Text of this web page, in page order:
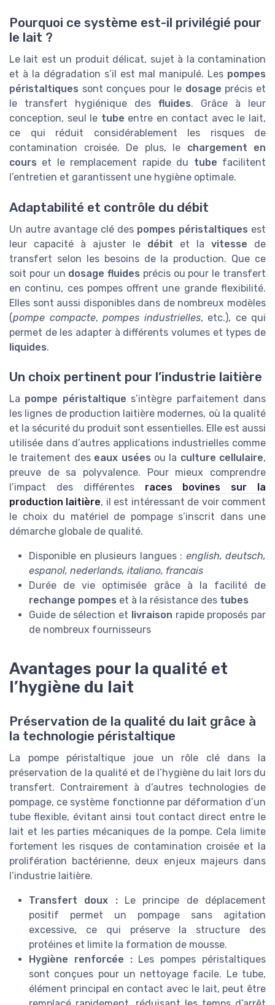
Pourquoi ce système est-il privilégié pour
le lait ?
Le lait est un produit délicat, sujet à la contamination
et à la dégradation s’il est mal manipulé. Les pompes
péristaltiques sont conçues pour le dosage précis et
le transfert hygiénique des fluides. Grâce à leur
conception, seul le tube entre en contact avec le lait,
ce qui réduit considérablement les risques de
contamination croisée. De plus, le chargement en
cours et le remplacement rapide du tube facilitent
l’entretien et garantissent une hygiène optimale.
Adaptabilité et contrôle du débit
Un autre avantage clé des pompes péristaltiques est
leur capacité à ajuster le débit et la vitesse de
transfert selon les besoins de la production. Que ce
soit pour un dosage fluides précis ou pour le transfert
en continu, ces pompes offrent une grande flexibilité.
Elles sont aussi disponibles dans de nombreux modèles
(pompe compacte, pompes industrielles, etc.), ce qui
permet de les adapter à différents volumes et types de
liquides.
Un choix pertinent pour l’industrie laitière
La pompe péristaltique s’intègre parfaitement dans
les lignes de production laitière modernes, où la qualité
et la sécurité du produit sont essentielles. Elle est aussi
utilisée dans d’autres applications industrielles comme
le traitement des eaux usées ou la culture cellulaire,
preuve de sa polyvalence. Pour mieux comprendre
l’impact des différentes races bovines sur la
production laitière, il est intéressant de voir comment
le choix du matériel de pompage s’inscrit dans une
démarche globale de qualité.
Disponible en plusieurs langues : english, deutsch,
espanol, nederlands, italiano, francais
Durée de vie optimisée grâce à la facilité de
rechange pompes et à la résistance des tubes
Guide de sélection et livraison rapide proposés par
de nombreux fournisseurs
Avantages pour la qualité et
l’hygiène du lait
Préservation de la qualité du lait grâce à
la technologie péristaltique
La pompe péristaltique joue un rôle clé dans la
préservation de la qualité et de l’hygiène du lait lors du
transfert. Contrairement à d’autres technologies de
pompage, ce système fonctionne par déformation d’un
tube flexible, évitant ainsi tout contact direct entre le
lait et les parties mécaniques de la pompe. Cela limite
fortement les risques de contamination croisée et la
prolifération bactérienne, deux enjeux majeurs dans
l’industrie laitière.
Transfert doux :Le principe de déplacement
positif permet un pompage sans agitation
excessive, ce qui préserve la structure des
protéines et limite la formation de mousse.
Hygiène renforcée :Les pompes péristaltiques
sont conçues pour un nettoyage facile. Le tube,
élément principal en contact avec le lait, peut être